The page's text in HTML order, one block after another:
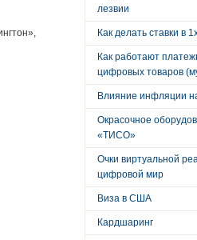
лезвии
Как делать ставки в
Как работают
цифровых товаров
Влияние инфляции
Окрасочное
«ТИСО»
Очки виртуальной
цифровой мир
Виза в США
Кардшаринг